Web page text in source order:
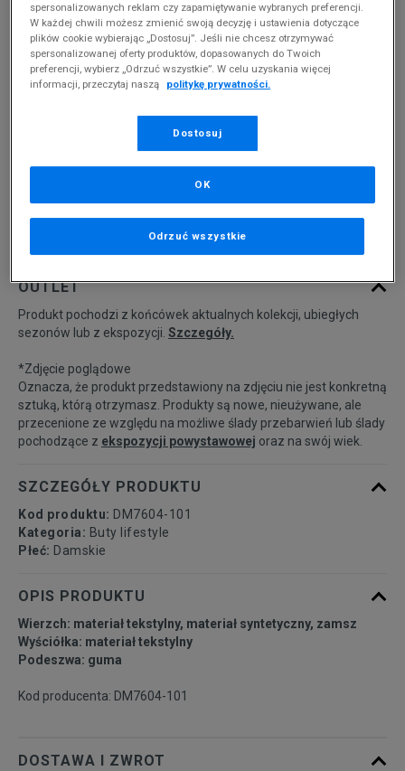
Produkt pochodzi z końcówek aktualnych kolekcji, ubiegłych
sezonów lub z ekspozycji.Szczegóły.
249,99 zł
PRODUKT NIEDOSTĘPNY
Jeśli artykuł będzie ponownie dostępny, otrzymasz od nas
35,5 22 cm Powiadom o dostępności
36 22,5 cm
36,5 23 cm Powiadom o dostępności
38 24 cm
39 25 cm Powiadom o dostępności
OUTLET
Produkt pochodzi z końcówek aktualnych kolekcji, ubiegłych
sezonów lub z ekspozycji. Szczegóły.
*Zdjęcie poglądowe
Oznacza, że produkt przedstawiony na zdjęciu nie jest konkretną
sztuką, którą otrzymasz. Produkty są nowe, nieużywane, ale
przecenione ze względu na możliwe ślady przebarwień lub ślady
pochodzące z ekspozycji powystawowej oraz na swój wiek.
SZCZEGÓŁY PRODUKTU
Kod produktu: DM7604-101
Kategoria: Buty lifestyle
Płeć: Damskie
OPIS PRODUKTU
Wierzch: materiał tekstylny, materiał syntetyczny, zamsz
Wyściółka: materiał tekstylny
Podeszwa: guma
Kod producenta: DM7604-101
DOSTAWA I ZWROT
spersonalizowanych reklam czy zapamiętywanie wybranych preferencji.
W każdej chwili możesz zmienić swoją decyzję i ustawienia dotyczące
plików cookie wybierając „Dostosuj”. Jeśli nie chcesz otrzymywać
spersonalizowanej oferty produktów, dopasowanych do Twoich
preferencji, wybierz „Odrzuć wszystkie”. W celu uzyskania więcej
informacji, przeczytaj naszą
politykę prywatności.
Dostosuj
Odrzuć wszystkie
OK